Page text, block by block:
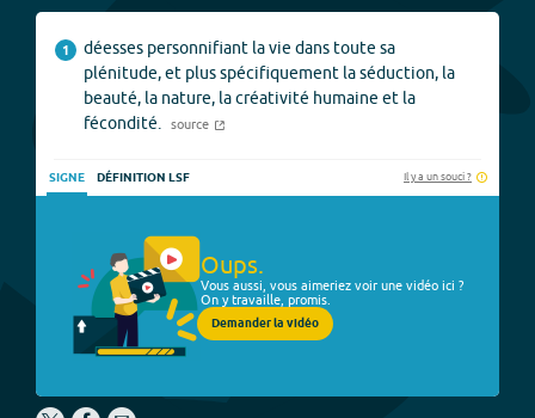
1
déesses personnifiant la vie dans toute sa
plénitude, et plus spécifiquement la séduction, la
beauté, la nature, la créativité humaine et la
fécondité.
source
SIGNE DÉFINITION LSF Il y a un souci ?
Oups.
Vous aussi, vous aimeriez voir une vidéo ici ?
On y travaille, promis.
Demander la vidéo